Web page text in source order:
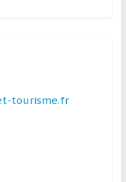
tourisme.fr